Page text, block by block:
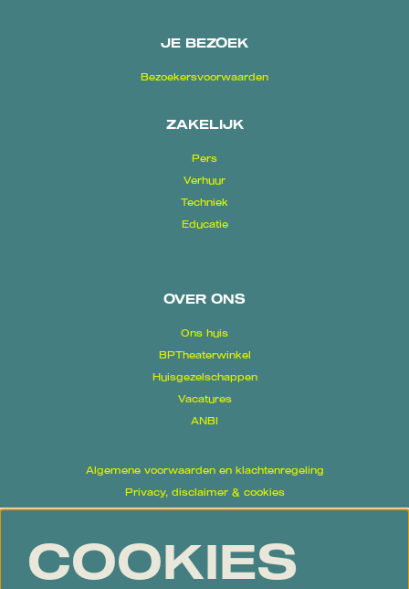
JE BEZOEK
Bezoekersvoorwaarden
ZAKELIJK
Pers
Verhuur
Techniek
Educatie
OVER ONS
Ons huis
BPTheaterwinkel
Huisgezelschappen
Vacatures
ANBI
Algemene voorwaarden en klachtenregeling
Privacy, disclaimer & cookies
COOKIES